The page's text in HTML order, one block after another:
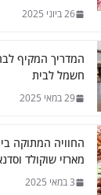
26 ביוני 2025
המדריך המקיף
חשמל לבית
29 במאי 2025
החוויה המתוקה
מארזי שוקולד
3 במאי 2025